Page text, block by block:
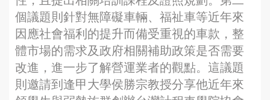
個議題則針對無障礙車輛、福祉車等近年來
因應社會福利的提升而備受重視的車款，整
體市場的需求及政府相關補助政策是否需要
改進，進一步了解營運業者的觀點。這議題
則邀請到逢甲大學侯勝宗教授分享他近年來